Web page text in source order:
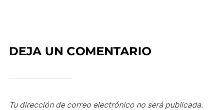
DEJA UN COMENTARIO
Tu dirección de correo electrónico no será publicada.